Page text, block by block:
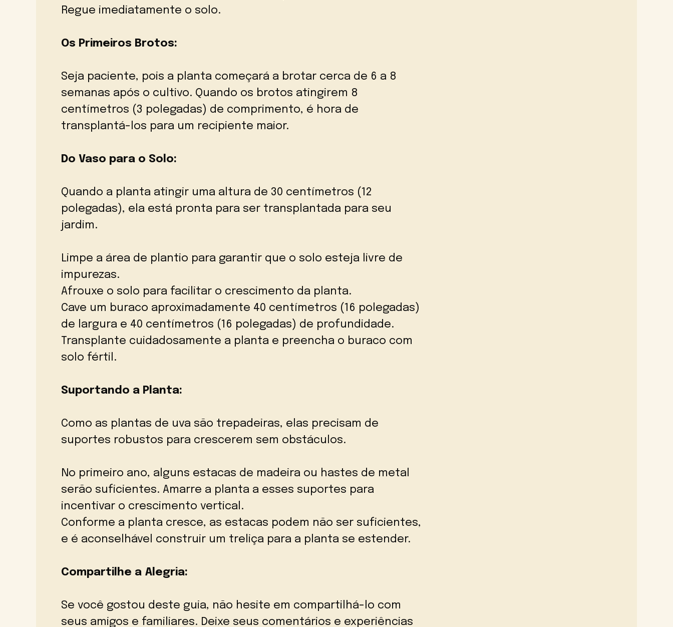
Regue imediatamente o solo.
Os Primeiros Brotos:
Seja paciente, pois a planta começará a brotar cerca de 6 a 8
semanas após o cultivo. Quando os brotos atingirem 8
centímetros (3 polegadas) de comprimento, é hora de
transplantá-los para um recipiente maior.
Do Vaso para o Solo:
Quando a planta atingir uma altura de 30 centímetros (12
polegadas), ela está pronta para ser transplantada para seu
jardim.
Limpe a área de plantio para garantir que o solo esteja livre de
impurezas.
Afrouxe o solo para facilitar o crescimento da planta.
Cave um buraco aproximadamente 40 centímetros (16 polegadas)
de largura e 40 centímetros (16 polegadas) de profundidade.
Transplante cuidadosamente a planta e preencha o buraco com
solo fértil.
Suportando a Planta:
Como as plantas de uva são trepadeiras, elas precisam de
suportes robustos para crescerem sem obstáculos.
No primeiro ano, alguns estacas de madeira ou hastes de metal
serão suficientes. Amarre a planta a esses suportes para
incentivar o crescimento vertical.
Conforme a planta cresce, as estacas podem não ser suficientes,
e é aconselhável construir um treliça para a planta se estender.
Compartilhe a Alegria:
Se você gostou deste guia, não hesite em compartilhá-lo com
seus amigos e familiares. Deixe seus comentários e experiências